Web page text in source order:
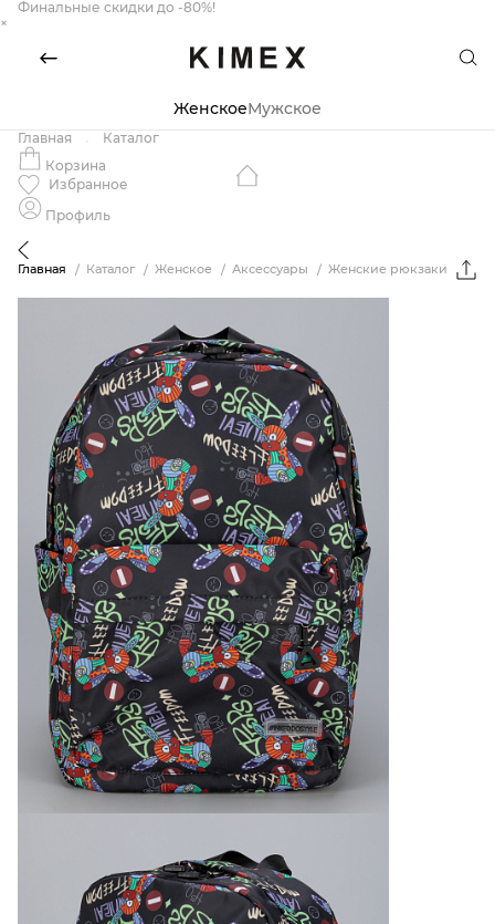
Финальные скидки до -80%!
×
ЖенскоеМужское
Главная
Каталог
Корзина
Избранное
Профиль
Главная Каталог Женское Аксессуары Женские рюкзаки